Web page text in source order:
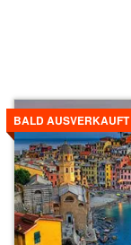
BALD AUSVERKAUFT
Details
ansehen